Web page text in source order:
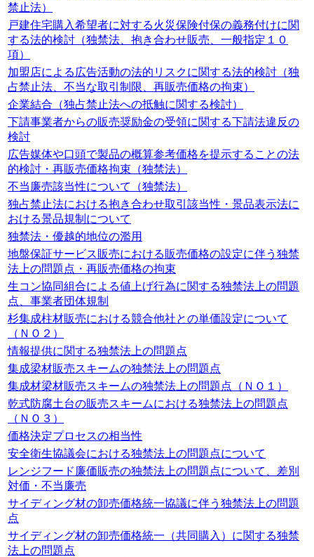
禁止法）
戸建住宅購入希望者に対する火災保険付保の義務付けに関
する法的検討（独禁法、抱き合わせ販売、一般指定１０
項）
加盟店による広告活動の法的リスクに関する法的検討（独
占禁止法、不当な取引制限、再販売価格の拘束）
企業結合（独占禁止法への抵触に関する検討）
下請事業者からの販売奨励金の受領に関する下請法違反の
検討
広告媒体や口頭で製品の概算参考価格を提示することの法
的検討・再販売価格拘束（独禁法）
不当廉売該当性について（独禁法）
独占禁止法における抱き合わせ取引該当性・景品表示法に
おける景品規制について
独禁法・優越的地位の濫用
地盤保証サービス販売における販売価格の設定に伴う独禁
法上の問題点・再販売価格の拘束
生コン協同組合による値上げ行為に関する独禁法上の問題
点、事業者団体規制
杉集成柱材販売における競合他社との単価設定について
（ＮＯ２）
情報提供に関する独禁法上の問題点
集成梁材販売スキームの独禁法上の問題点
集成材梁材販売スキームの独禁法上の問題点（ＮＯ１）
乾式防腐土台の販売スキームにおける独禁法上の問題点
（ＮＯ３）
価格決定プロセスの相当性
安全衛生協議会における独禁法上の問題点について
レンジフード廉価販売の独禁法上の問題点について、差別
対価・不当廉売
サイディング材の卸売価格統一協議に伴う独禁法上の問題
点
サイディング材の卸売価格統一（共同購入）に関する独禁
法上の問題点